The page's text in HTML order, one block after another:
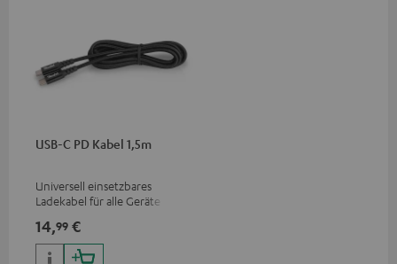
USB-C PD Kabel 1,5m
Universell einsetzbares
Ladekabel für alle Geräte mit
alle Teufel Produkte mit USB-
C-Anschluss
14,99 €